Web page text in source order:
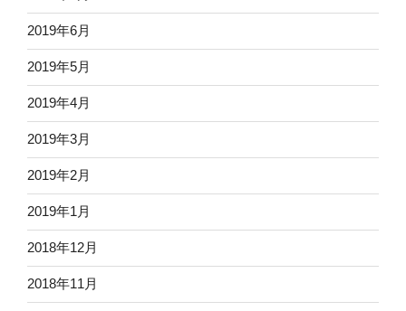
2019年6月
2019年5月
2019年4月
2019年3月
2019年2月
2019年1月
2018年12月
2018年11月